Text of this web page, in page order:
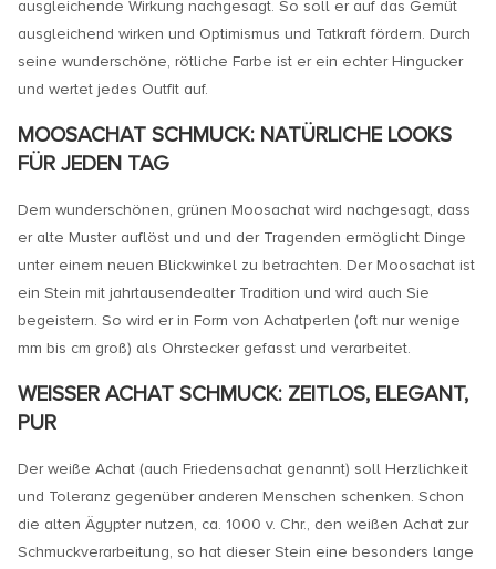
ausgleichende Wirkung nachgesagt. So soll er auf das Gemüt
ausgleichend wirken und Optimismus und Tatkraft fördern. Durch
seine wunderschöne, rötliche Farbe ist er ein echter Hingucker
und wertet jedes Outfit auf.
MOOSACHAT SCHMUCK: NATÜRLICHE LOOKS
FÜR JEDEN TAG
Dem wunderschönen, grünen Moosachat wird nachgesagt, dass
er alte Muster auflöst und und der Tragenden ermöglicht Dinge
unter einem neuen Blickwinkel zu betrachten. Der Moosachat ist
ein Stein mit jahrtausendealter Tradition und wird auch Sie
begeistern. So wird er in Form von Achatperlen (oft nur wenige
mm bis cm groß) als Ohrstecker gefasst und verarbeitet.
WEISSER ACHAT SCHMUCK: ZEITLOS, ELEGANT, P
UR
Der weiße Achat (auch Friedensachat genannt) soll Herzlichkeit
und Toleranz gegenüber anderen Menschen schenken. Schon
die alten Ägypter nutzen, ca. 1000 v. Chr., den weißen Achat zur
Schmuckverarbeitung, so hat dieser Stein eine besonders lange